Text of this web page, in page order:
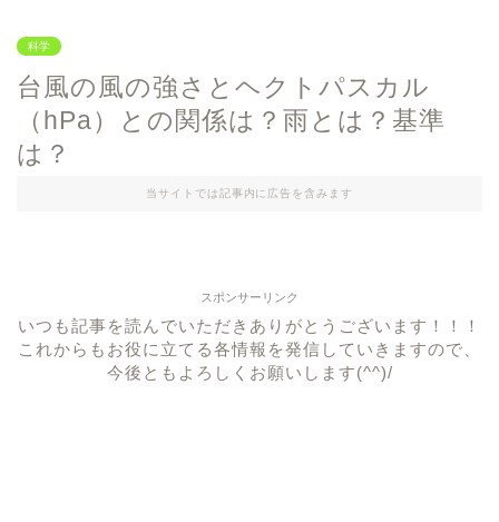
科学
台風の風の強さとヘクトパスカル
（hPa）との関係は？雨とは？基準
は？
当サイトでは記事内に広告を含みます
スポンサーリンク
いつも記事を読んでいただきありがとうございます！！！
これからもお役に立てる各情報を発信していきますので、
今後ともよろしくお願いします(^^)/